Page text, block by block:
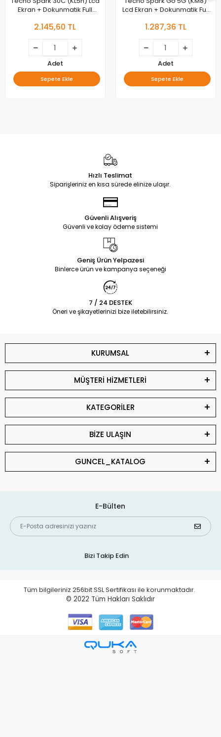
Ekran + Dokunmatik Full
2.145,60 TL
Adet
Sepete Ekle
Lcd Ekran + Dokunmatik Full
1.287,36 TL
Adet
Sepete Ekle
Hızlı Teslimat
Siparişleriniz en kısa sürede elinize ulaşır.
Güvenli Alışveriş
Güvenli ve kolay ödeme sistemi
Geniş Ürün Yelpazesi
Binlerce ürün ve kampanya seçeneği
7 / 24 DESTEK
Öneri ve şikayetlerinizi bize iletebilirsiniz.
KURUMSAL
MÜŞTERİ HİZMETLERİ
KATEGORİLER
BİZE ULAŞIN
GUNCEL_KATALOG
E-Bülten
Bizi Takip Edin
Tüm bilgileriniz 256bit SSL Sertifikası ile korunmaktadır.
© 2022 Tüm Hakları Saklıdır